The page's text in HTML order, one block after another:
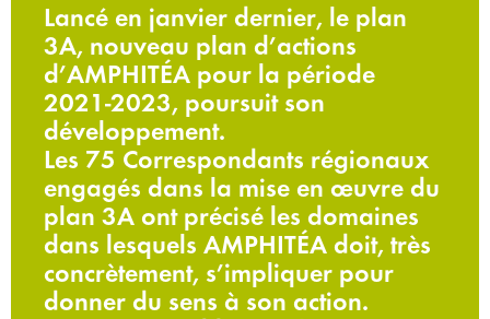
Lancé en janvier dernier, le plan
3A, nouveau plan d’actions
d’AMPHITÉA pour la période
2021-2023, poursuit son
développement.
Les 75 Correspondants régionaux
engagés dans la mise en œuvre du
plan 3A ont précisé les domaines
dans lesquels AMPHITÉA doit, très
concrètement, s’impliquer pour
donner du sens à son action.